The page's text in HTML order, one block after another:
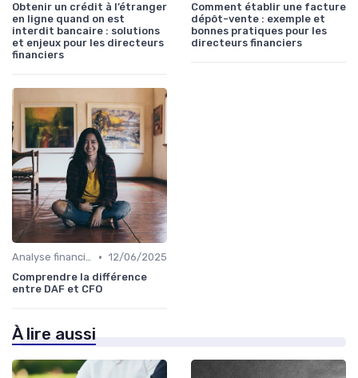
Obtenir un crédit à l’étranger
en ligne quand on est
interdit bancaire : solutions
et enjeux pour les directeurs
financiers
Comment établir une facture
dépôt-vente : exemple et
bonnes pratiques pour les
directeurs financiers
Analyse financière • 12/06/2025
Comprendre la différence
entre DAF et CFO
À lire aussi